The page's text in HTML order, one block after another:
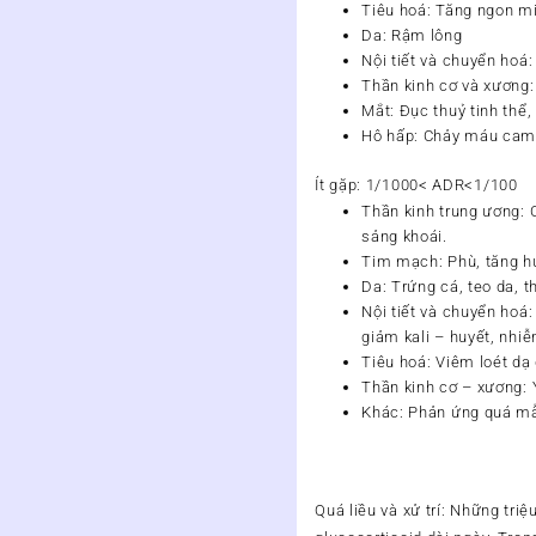
Tiêu hoá: Tăng ngon
Da: Rậm lông
Nội tiết và chuyển
Thần kinh cơ và
Mắt: Đục thuỷ tinh thể,
Hô hấp: Chảy máu
Ít gặp: 1/1000< ADR<1/100
Thần kinh trung ương:
sảng khoái.
Tim mạch: Phù, tăng
Da: Trứng cá, teo da,
Nội tiết và chuyển
giảm kali – huyết,
Tiêu hoá: Viêm loét
Thần kinh cơ – xương:
Khác: Phản ứng quá
Quá liều và xử trí: Những